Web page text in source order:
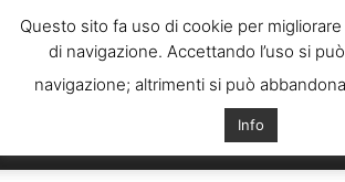
Italiani
Questo sito fa uso di cookie per
di navigazione. Accettando l’uso si
navigazione; altrimenti si può
Info